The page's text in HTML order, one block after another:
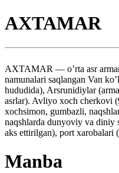
AXTAMAR
AXTAMAR — o’rta asr
namunalari saqlangan Van
hududida), Arsrunidiylar
asrlar). Avliyo xoch cherkovi
xochsimon, gumbazli,
naqshlarda dunyoviy va diniy
aks ettirilgan), port xarobalari
Manba